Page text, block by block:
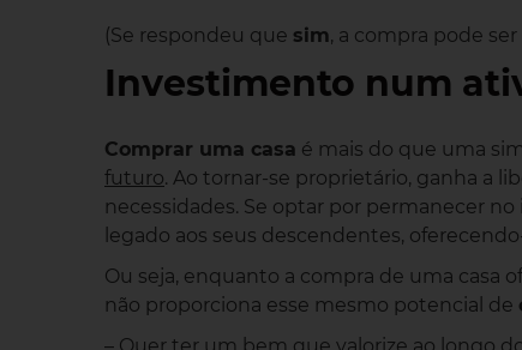
(Se respondeu que sim, a compra pode
Investimento num
Comprar uma casa é mais do que uma
futuro. Ao tornar-se proprietário, ganha a
necessidades. Se optar por permanecer no
legado aos seus descendentes,
Ou seja, enquanto a compra de uma casa
não proporciona esse mesmo potencial de